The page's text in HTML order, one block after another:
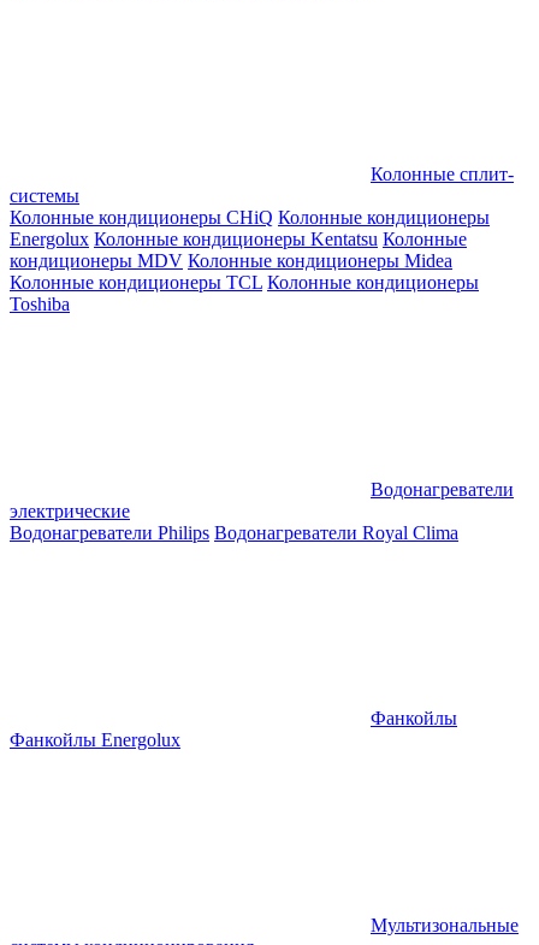
Колонные сплит-
системы
Колонные кондиционеры CHiQ Колонные кондиционеры
Energolux Колонные кондиционеры Kentatsu Колонные
кондиционеры MDV Колонные кондиционеры Midea
Колонные кондиционеры TCL Колонные кондиционеры
Toshiba
Водонагреватели
электрические
Водонагреватели Philips Водонагреватели Royal Clima
Фанкойлы
Фанкойлы Energolux
Мультизональные